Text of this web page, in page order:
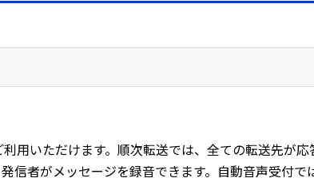
用いただけます。順次転送では、全ての転送先が
信者がメッセージを録音できます。自動音声受付